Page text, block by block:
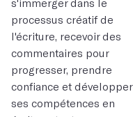
processus créatif de
l'écriture, recevoir des
commentaires pour
progresser, prendre
confiance et développer
ses compétences en